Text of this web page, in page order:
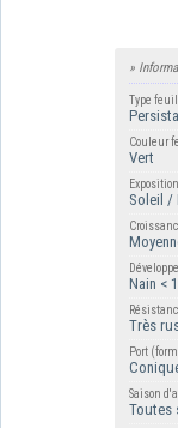
»
Type
Couleur
Vert
Exposition
Soleil /
Nain <
Très
Port
Saison
Toutes